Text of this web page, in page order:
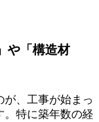
や「構造材
が、工事が始まっ
。特に築年数の経